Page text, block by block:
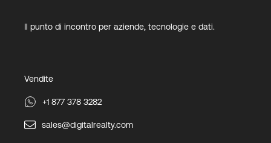
Il punto di incontro per aziende, tecnologie e dati.
Vendite
+1 877 378 3282
sales@digitalrealty.com